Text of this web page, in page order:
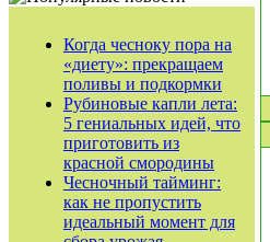
Когда чесноку пора на
«диету»: прекращаем
поливы и подкормки
Рубиновые капли лета:
5 гениальных идей, что
приготовить из
красной смородины
Чесночный тайминг:
как не пропустить
идеальный момент для